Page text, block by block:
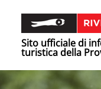
Sito ufficiale di
turistica della